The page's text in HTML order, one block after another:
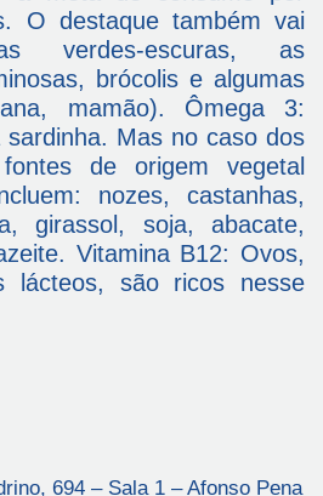
O destaque também vai
verdes-escuras, as
brócolis e algumas
mamão). Ômega 3:
Mas no caso dos
de origem vegetal
nozes, castanhas,
girassol, soja, abacate,
Vitamina B12: Ovos,
lácteos, são ricos nesse
694 – Sala 1 – Afonso Pena